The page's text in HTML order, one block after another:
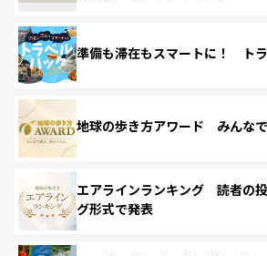
準備も滞在もスマートに！ ト
地球の歩き方アワード みんなで
エアラインランキング 読者の
グ形式で発表